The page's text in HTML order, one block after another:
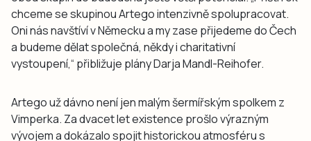
chceme se skupinou Artego intenzivně spolupracovat.
Oni nás navštíví v Německu a my zase přijedeme do Čech
a budeme dělat společná, někdy i charitativní
vystoupení,“ přibližuje plány Darja Mandl-Reihofer.
Artego už dávno není jen malým šermířským spolkem z
Vimperka. Za dvacet let existence prošlo výrazným
vývojem a dokázalo spojit historickou atmosféru s